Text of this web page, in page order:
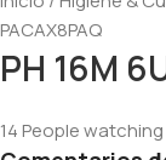
PACAX8PAQ
PH 16M
14People